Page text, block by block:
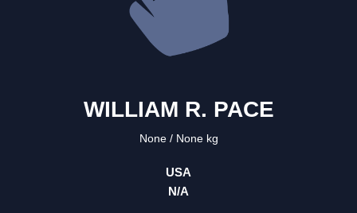
WILLIAM R. PACE
None None kg
USA
N/A